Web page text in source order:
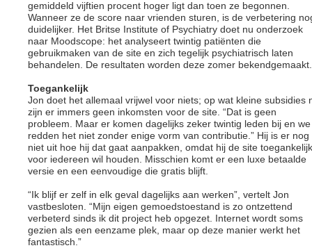
gemiddeld vijftien procent hoger ligt dan toen ze begonnen.
Wanneer ze de score naar vrienden sturen, is de verbetering
duidelijker. Het Britse Institute of Psychiatry doet nu onderzoek
naar Moodscope: het analyseert twintig patiënten die
gebruikmaken van de site en zich tegelijk psychiatrisch laten
behandelen. De resultaten worden deze zomer bekendgemaakt.
Toegankelijk
Jon doet het allemaal vrijwel voor niets; op wat kleine subsidies
zijn er immers geen inkomsten voor de site. “Dat is geen
probleem. Maar er komen dagelijks zeker twintig leden bij en we
redden het niet zonder enige vorm van contributie.” Hij is er nog
niet uit hoe hij dat gaat aanpakken, omdat hij de site toegankelijk
voor iedereen wil houden. Misschien komt er een luxe betaalde
versie en een eenvoudige die gratis blijft.
“Ik blijf er zelf in elk geval dagelijks aan werken”, vertelt Jon
vastbesloten. “Mijn eigen gemoedstoestand is zo ontzettend
verbeterd sinds ik dit project heb opgezet. Internet wordt soms
gezien als een eenzame plek, maar op deze manier werkt het
fantastisch.”